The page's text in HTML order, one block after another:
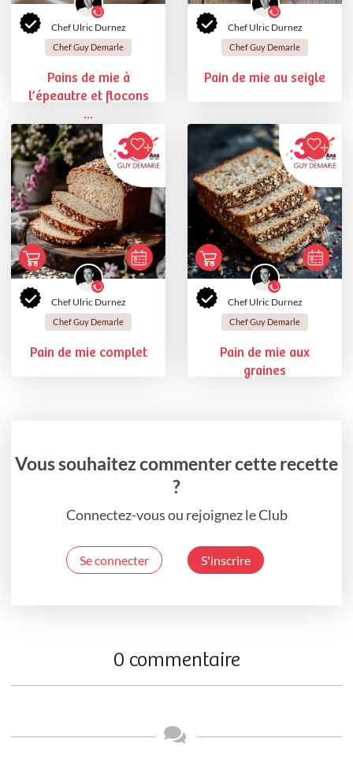
Chef Ulric Durnez
Chef Guy Demarle
Pains de mie à
l’épeautre et flocons
...
Chef Ulric Durnez
Chef Guy Demarle
Pain de mie au seigle
Chef Ulric Durnez
Chef Guy Demarle
Pain de mie complet
Chef Ulric Durnez
Chef Guy Demarle
Pain de mie aux
graines
Vous souhaitez commenter cette recette
?
Connectez-vous ou rejoignez le Club
Se connecter S'inscrire
0 commentaire